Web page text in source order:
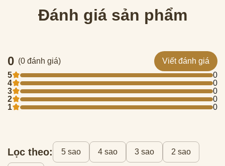
Đánh giá sản phẩm
0 (0 đánh giá)
Viết đánh giá
5
0
4
0
3
0
2
0
1
0
Lọc theo: 5 sao 4 sao 3 sao 2 sao